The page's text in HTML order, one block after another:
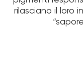
rilasciano il loro